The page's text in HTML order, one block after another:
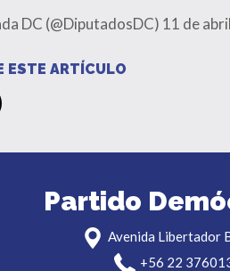
DC (@DiputadosDC) 11 de
ESTE ARTÍCULO
Partido
Avenida Libertador
+56 22